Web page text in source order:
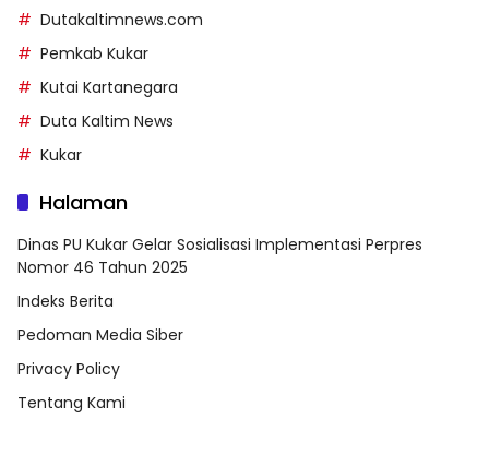
Dutakaltimnews.com
Pemkab Kukar
Kutai Kartanegara
Duta Kaltim News
Kukar
Halaman
Dinas PU Kukar Gelar Sosialisasi Implementasi Perpres
Nomor 46 Tahun 2025
Indeks Berita
Pedoman Media Siber
Privacy Policy
Tentang Kami